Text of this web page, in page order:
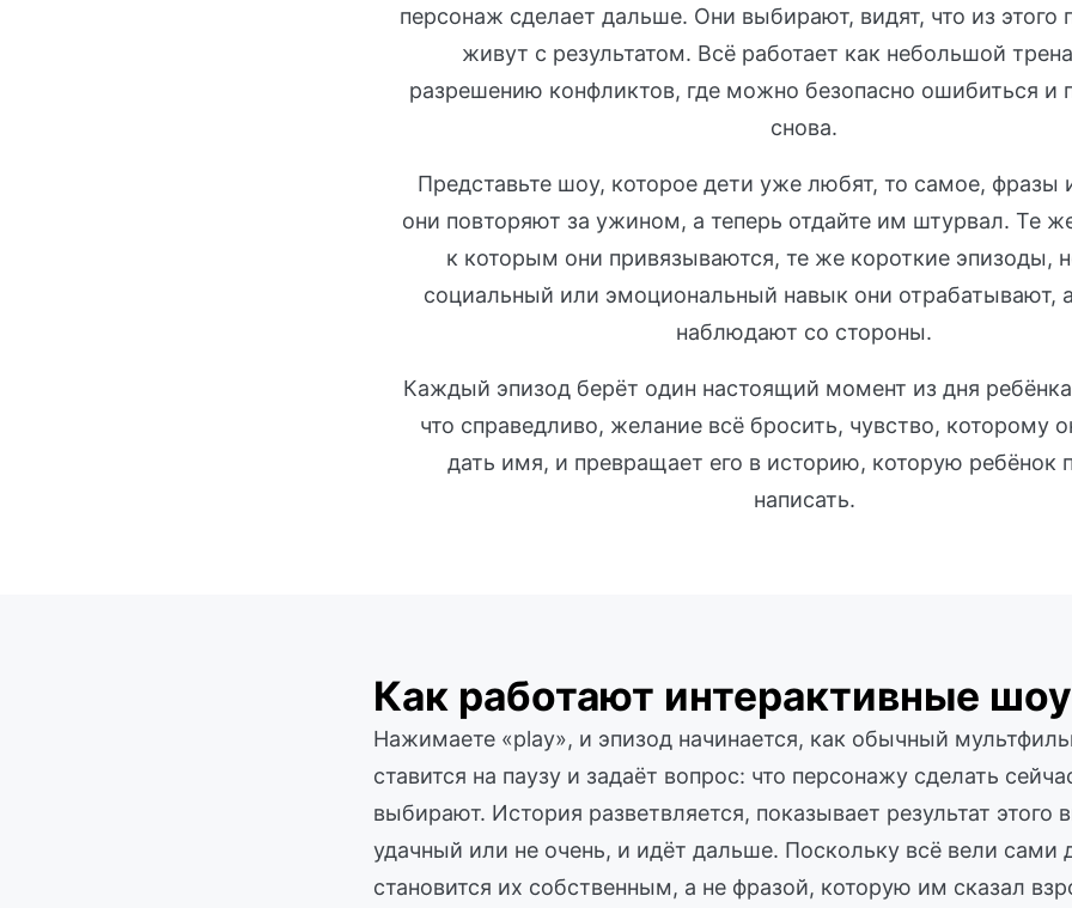
персонаж сделает дальше. Они выбирают, видят, что из этого
живут с результатом. Всё работает как небольшой
разрешению конфликтов, где можно безопасно ошибиться и
снова.
Представьте шоу, которое дети уже любят, то самое, фразы
они повторяют за ужином, а теперь отдайте им штурвал. Те
к которым они привязываются, те же короткие эпизоды,
социальный или эмоциональный навык они отрабатывают,
наблюдают со стороны.
Каждый эпизод берёт один настоящий момент из дня
что справедливо, желание всё бросить, чувство, которому
дать имя, и превращает его в историю, которую ребёнок
написать.
Как работают интерактивные шоу
Нажимаете «play», и эпизод начинается, как обычный
ставится на паузу и задаёт вопрос: что персонажу сделать
выбирают. История разветвляется, показывает результат этого
удачный или не очень, и идёт дальше. Поскольку всё вели сами
становится их собственным, а не фразой, которую им сказал